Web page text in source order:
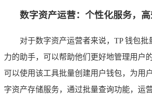
数字资产运营：个性化服务，
对于数字资产运营者来说，TP 钱包批
力的助手，可以帮助他们更好地管理用户
可以使用该工具批量创建用户钱包，为用
字资产存储服务，通过批量查询功能，运